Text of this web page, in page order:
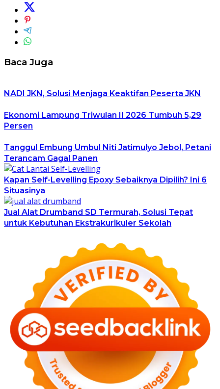
Baca Juga
NADI JKN, Solusi Menjaga Keaktifan Peserta JKN
Ekonomi Lampung Triwulan II 2026 Tumbuh 5,29
Persen
Tanggul Embung Umbul Niti Jatimulyo Jebol, Petani
Terancam Gagal Panen
Kapan Self-Levelling Epoxy Sebaiknya Dipilih? Ini 6
Situasinya
Jual Alat Drumband SD Termurah, Solusi Tepat
untuk Kebutuhan Ekstrakurikuler Sekolah